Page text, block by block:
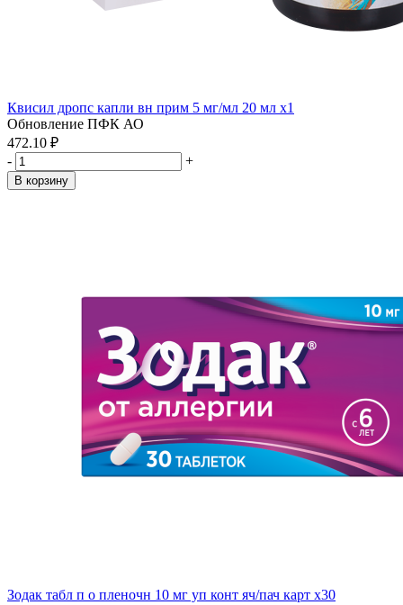
Квисил дропс капли вн прим 5 мг/мл 20 мл x1
Обновление ПФК АО
472.10 ₽
-
+
В корзину
Зодак табл п о пленочн 10 мг уп конт яч/пач карт x30